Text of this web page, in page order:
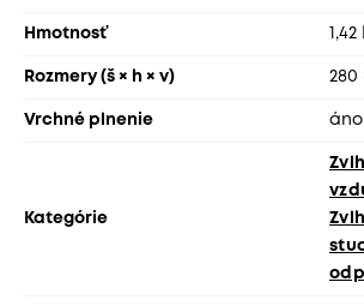
Hmotnosť
Rozmery (š × h × v) 280
Vrchné plnenie áno
Kategórie